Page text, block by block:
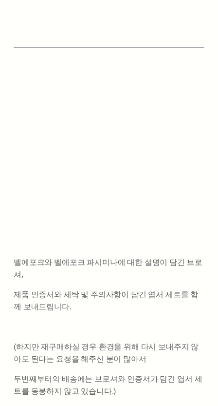
벨에포크와 벨에포크 파시미나에 대한 설명이 담긴 브로
셔,
제품 인증서와 세탁 및 주의사항이 담긴 엽서 세트를 함
께 보내드립니다.
(하지만 재구매하실 경우 환경을 위해 다시 보내주지 않
아도 된다는 요청을 해주신 분이 많아서
두번째부터의 배송에는 브로셔와 인증서가 담긴 엽서 세
트를 동봉하지 않고 있습니다.)